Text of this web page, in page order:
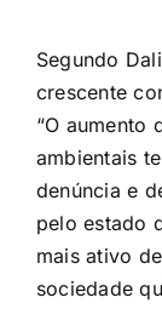
Segundo
crescente
“O aumento
ambientais
denúncia e
pelo estado
mais ativo
sociedade